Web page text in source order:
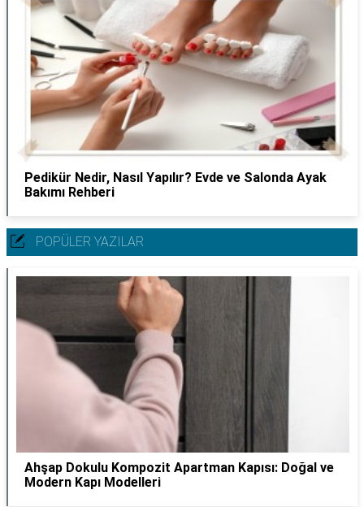
Pedikür Nedir, Nasıl Yapılır? Evde ve Salonda Ayak
Bakımı Rehberi
POPÜLER YAZILAR
Ahşap Dokulu Kompozit Apartman Kapısı: Doğal ve
Modern Kapı Modelleri